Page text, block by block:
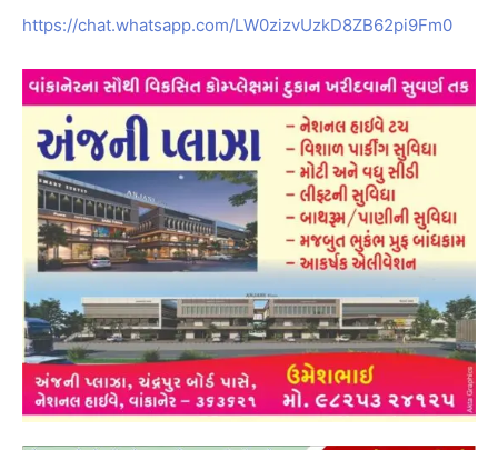
https://chat.whatsapp.com/LW0zizvUzkD8ZB62pi9Fm0